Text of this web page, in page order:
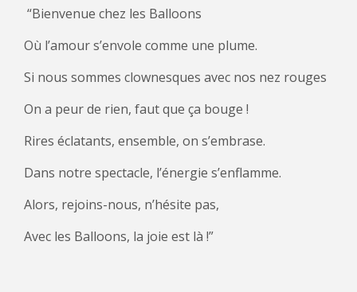
“Bienvenue chez les Balloons
Où l’amour s’envole comme une plume.
Si nous sommes clownesques avec nos nez rouges
On a peur de rien, faut que ça bouge !
Rires éclatants, ensemble, on s’embrase.
Dans notre spectacle, l’énergie s’enflamme.
Alors, rejoins-nous, n’hésite pas,
Avec les Balloons, la joie est là !”